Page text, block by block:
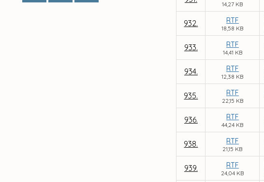
14,27 KB
932. RTF
18,58 KB
933. RTF
14,41 KB
934. RTF
12,38 KB
935. RTF
22,15 KB
936. RTF
44,24 KB
938. RTF
21,15 KB
939. RTF
24,04 KB